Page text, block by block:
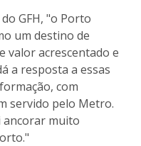
GFH, "o Porto
um destino de
valor acrescentado e
a resposta a essas
com
servido pelo Metro.
ancorar muito